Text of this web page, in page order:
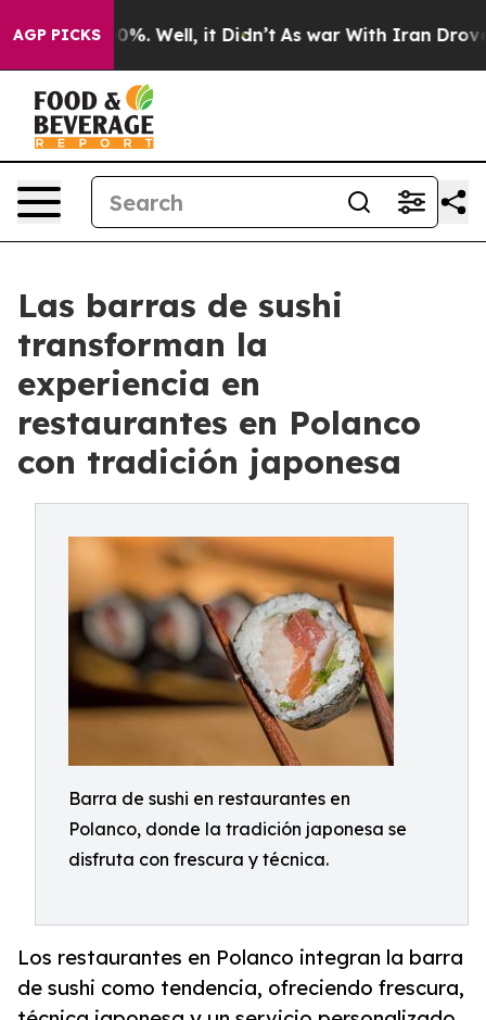
AGP PICKS40%. Well, it Didn’t As war With Iran Drove oil
Las barras de sushi
transforman la
experiencia en
restaurantes en Polanco
con tradición japonesa
Barra de sushi en restaurantes en
Polanco, donde la tradición japonesa se
disfruta con frescura y técnica.
Los restaurantes en Polanco integran la barra
de sushi como tendencia, ofreciendo frescura,